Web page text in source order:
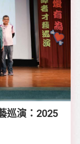
巡演：2025